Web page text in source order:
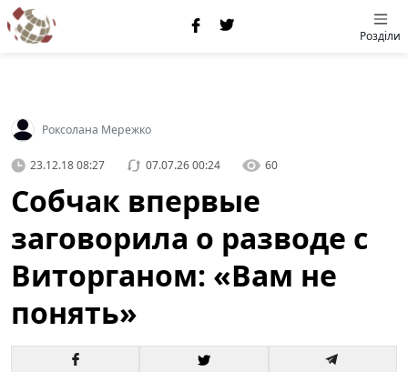
Розділи
Роксолана Мережко
23.12.18 08:27 07.07.26 00:24 60
Собчак впервые
заговорила о разводе с
Виторганом: «Вам не
понять»